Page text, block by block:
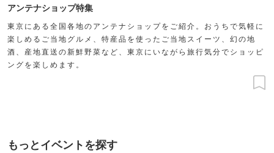
アンテナショップ特集
東京にある全国各地のアンテナショップをご紹介。おうちで気軽に
楽しめるご当地グルメ、特産品を使ったご当地スイーツ、幻の地
酒、産地直送の新鮮野菜など、東京にいながら旅行気分でショッピ
ングを楽しめます。
もっとイベントを探す